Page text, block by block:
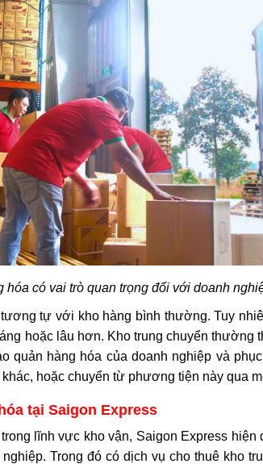
hóa có vai trò quan trọng đối với doanh
tự với kho hàng bình thường. Tuy
hoặc lâu hơn. Kho trung chuyển thường
quản hàng hóa của doanh nghiệp và
hoặc chuyển từ phương tiện này qua
tại Saigon Express
lĩnh vực kho vận, Saigon Express hiện
Trong đó có dịch vụ cho thuê kho